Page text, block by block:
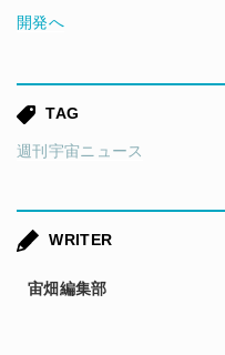
開発へ
TAG
週刊宇宙ニュース
WRITER
宙畑編集部